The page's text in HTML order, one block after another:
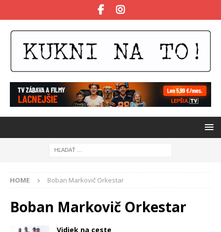
HOME Boban Markovič Orkestar
Boban Markovič Orkestar
Vidiek na ceste